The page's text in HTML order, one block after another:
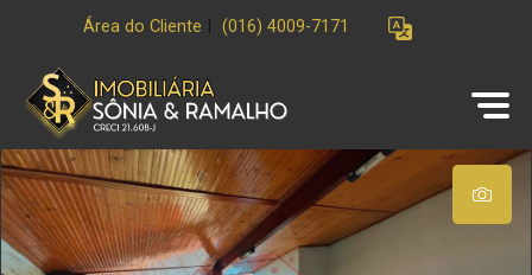
Área do Cliente (016) 4009-7171